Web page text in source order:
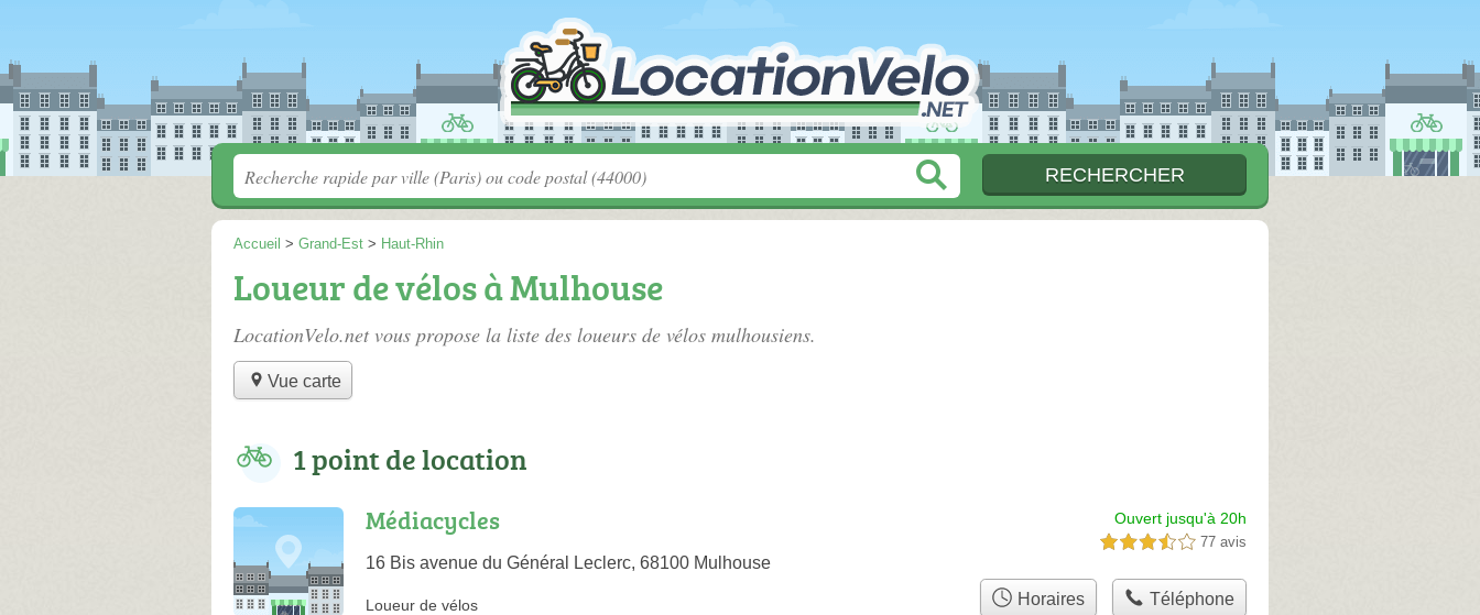
Accueil > Grand-Est > Haut-Rhin
Loueur de vélos à Mulhouse
LocationVelo.net vous propose la liste des loueurs de vélos mulhousiens.
Vue carte
1 point de location
Médiacycles
16 Bis avenue du Général Leclerc, 68100 Mulhouse
Ouvert jusqu'à 20h
3,5 étoiles sur 5 77 avis
Loueur de vélos Horaires Téléphone